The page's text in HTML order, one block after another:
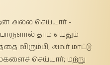
அல்ல செய்யார் -
தாம் எய்தும்
விரும்பி, அவர் மாட்டு
செய்யார்; மற்று